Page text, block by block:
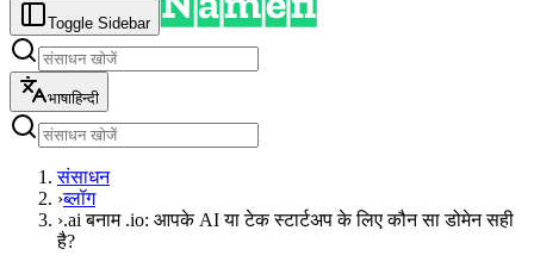
Toggle Sidebar
भाषाहिन्दी
संसाधन
›ब्लॉग
›.ai बनाम .io: आपके AI या टेक स्टार्टअप के लिए कौन सा डोमेन सही
है?